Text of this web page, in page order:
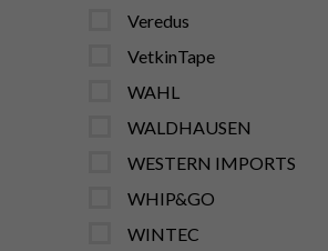
Veredus
VetkinTape
WAHL
WALDHAUSEN
WESTERN IMPORTS
WHIP&GO
WINTEC